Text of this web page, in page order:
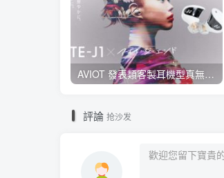
AVIOT 發表類客製耳機型真無線耳機 TE-J1 ，具 Hi-Res 認證、與 BiSH 成員 AiNA THE END 合作開發
評論 抢沙发